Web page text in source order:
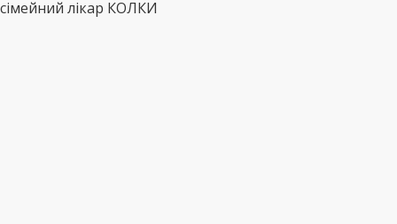
сімейний лікар КОЛКИ